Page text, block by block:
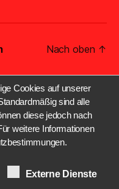
Nach oben ↑
Cookies auf unserer
sind alle
diese jedoch nach
weitere Informationen
Externe Dienste